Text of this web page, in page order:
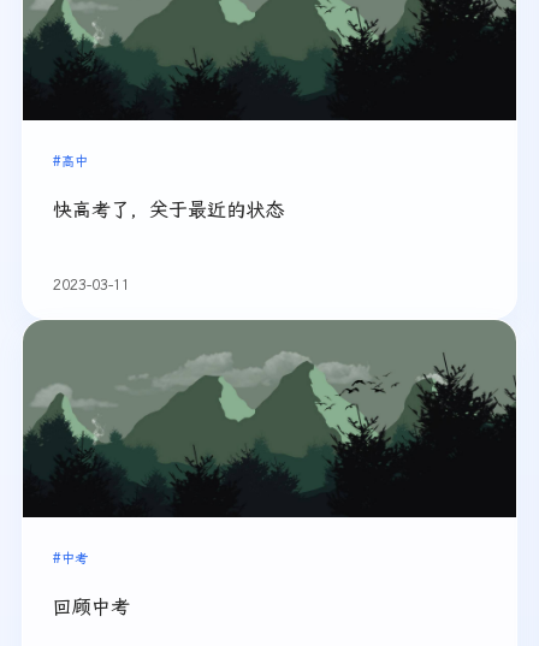
#高中
快高考了，关于最近的状态
2023-03-11
#中考
回顾中考